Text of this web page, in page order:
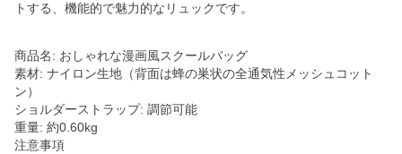
トする、機能的で魅力的なリュックです。
商品名: おしゃれな漫画風スクールバッグ
素材: ナイロン生地（背面は蜂の巣状の全通気性メッシュコット
ン）
ショルダーストラップ: 調節可能
重量: 約0.60kg
注意事項